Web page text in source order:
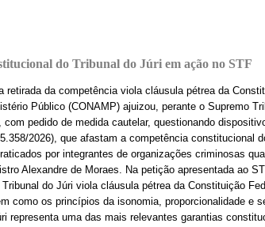
do Tribunal do Júri em ação no STF
retirada da competência viola cláusula pétrea da
Público (CONAMP) ajuizou, perante o Supremo
pedido de medida cautelar, questionando
2026), que afastam a competência constitucional
por integrantes de organizações criminosas
Alexandre de Moraes. Na petição apresentada ao
do Júri viola cláusula pétrea da Constituição
como os princípios da isonomia, proporcionalidade e
representa uma das mais relevantes garantias